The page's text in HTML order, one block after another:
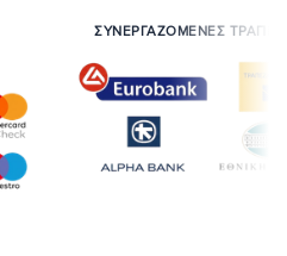
ΣΥΝΕΡΓΑΖΟΜΕΝΕΣ